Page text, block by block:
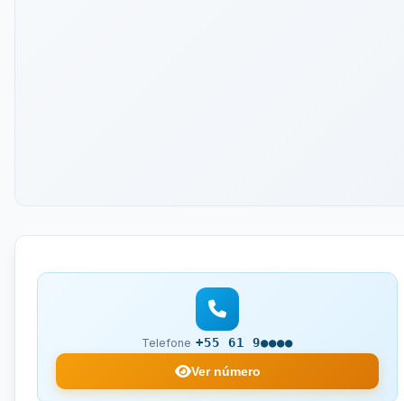
Telefone +55 61 9●●●●
Ver número